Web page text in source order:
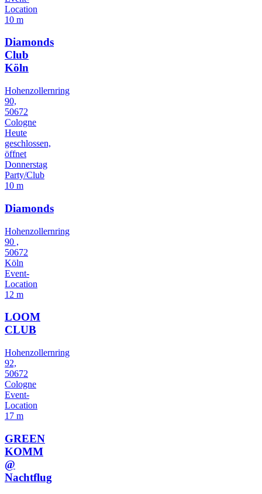
Location
10 m
Diamonds
Club
Köln
Hohenzollernring
90,
50672
Cologne
Heute
geschlossen,
öffnet
Donnerstag
Party/Club
10 m
Diamonds
Hohenzollernring
90 ,
50672
Köln
Event-
Location
12 m
LOOM
CLUB
Hohenzollernring
92,
50672
Cologne
Event-
Location
17 m
GREEN
KOMM
@
Nachtflug